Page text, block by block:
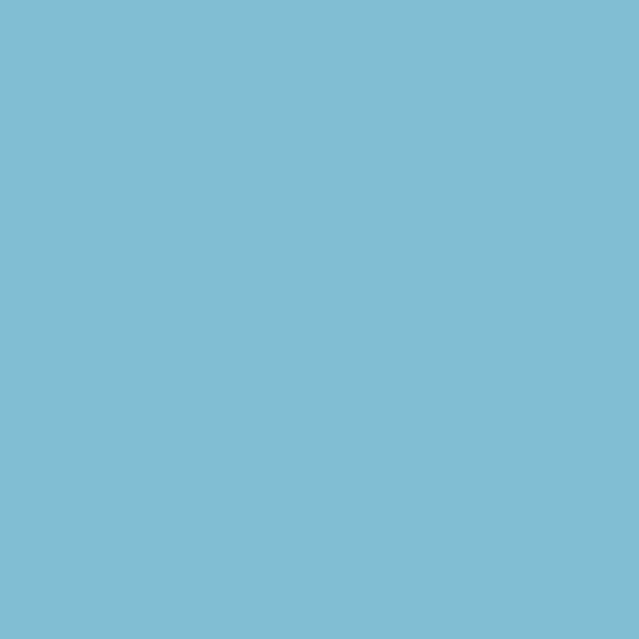
2022-11-30
uppgifter, kan du använ­da label-funk­tio­nen och allt­så ska­pa en label per projekt/​stor uppgift:
i Gmail när du håller på med annat, stäng av funk­tio­nen som vit­t­jar mejl automa­tiskt. Den het­er